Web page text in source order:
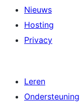
Nieuws
Hosting
Privacy
Leren
Ondersteuning